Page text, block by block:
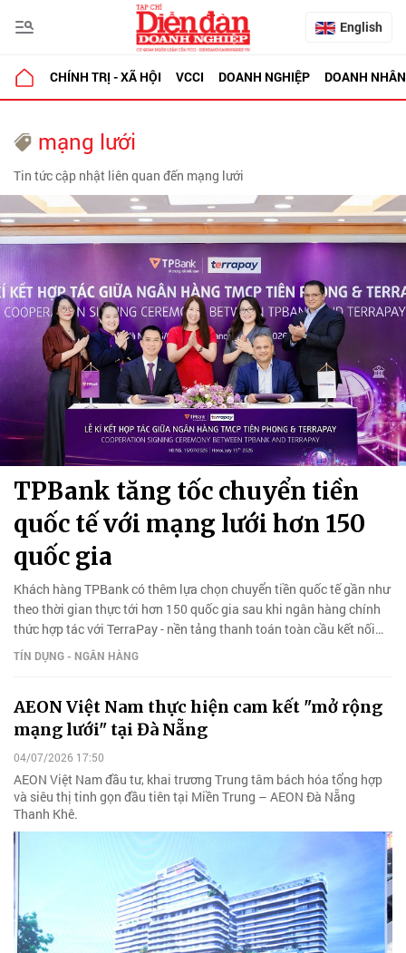
English
CHÍNH TRỊ - XÃ HỘI VCCI DOANH NGHIỆP DOANH NHÂN
mạng lưới
Tin tức cập nhật liên quan đến mạng lưới
TPBank tăng tốc chuyển tiền
quốc tế với mạng lưới hơn 150
quốc gia
Khách hàng TPBank có thêm lựa chọn chuyển tiền quốc tế gần như
theo thời gian thực tới hơn 150 quốc gia sau khi ngân hàng chính
thức hợp tác với TerraPay - nền tảng thanh toán toàn cầu kết nối
hàng tỷ tài khoản ngân hàng và ví điện tử.
TÍN DỤNG - NGÂN HÀNG
AEON Việt Nam thực hiện cam kết "mở rộng
mạng lưới" tại Đà Nẵng
04/07/2026 17:50
AEON Việt Nam đầu tư, khai trương Trung tâm bách hóa tổng hợp
và siêu thị tinh gọn đầu tiên tại Miền Trung – AEON Đà Nẵng
Thanh Khê.